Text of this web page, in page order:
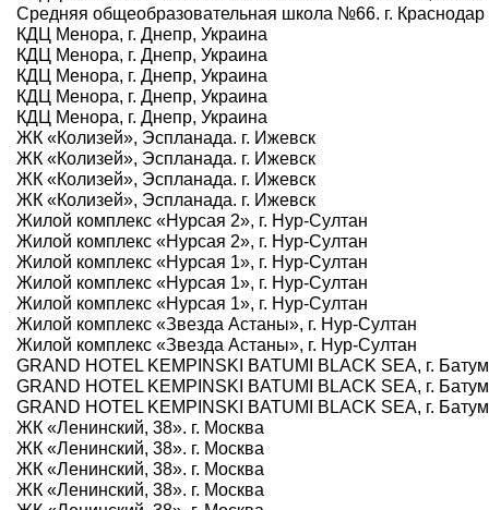
Средняя общеобразовательная школа №66. г. Краснодар
КДЦ Менора, г. Днепр, Украина
КДЦ Менора, г. Днепр, Украина
КДЦ Менора, г. Днепр, Украина
КДЦ Менора, г. Днепр, Украина
КДЦ Менора, г. Днепр, Украина
ЖК «Колизей», Эспланада. г. Ижевск
ЖК «Колизей», Эспланада. г. Ижевск
ЖК «Колизей», Эспланада. г. Ижевск
ЖК «Колизей», Эспланада. г. Ижевск
Жилой комплекс «Нурсая 2», г. Нур-Султан
Жилой комплекс «Нурсая 2», г. Нур-Султан
Жилой комплекс «Нурсая 1», г. Нур-Султан
Жилой комплекс «Нурсая 1», г. Нур-Султан
Жилой комплекс «Нурсая 1», г. Нур-Султан
Жилой комплекс «Звезда Астаны», г. Нур-Султан
Жилой комплекс «Звезда Астаны», г. Нур-Султан
GRAND HOTEL KEMPINSKI BATUMI BLACK SEA, г.
GRAND HOTEL KEMPINSKI BATUMI BLACK SEA, г.
GRAND HOTEL KEMPINSKI BATUMI BLACK SEA, г.
ЖК «Ленинский, 38». г. Москва
ЖК «Ленинский, 38». г. Москва
ЖК «Ленинский, 38». г. Москва
ЖК «Ленинский, 38». г. Москва